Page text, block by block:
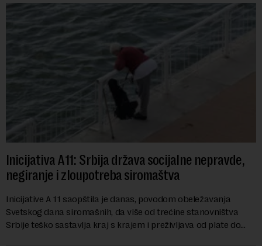
Inicijativa A11: Srbija država socijalne nepravde,
negiranje i zloupotreba siromaštva
Inicijative A 11 saopštila je danas, povodom obeležavanja
Svetskog dana siromašnih, da više od trećine stanovništva
Srbije teško sastavlja kraj s krajem i preživljava od plate do